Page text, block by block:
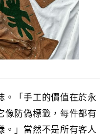
。「手工的價值在於永
像防偽標籤，每件都有
。」當然不是所有客人